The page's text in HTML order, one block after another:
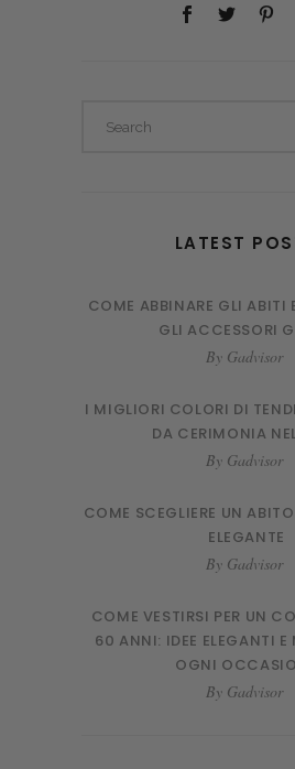
LATEST
COME ABBINARE GLI ABITI
GLI ACCESSORI
By Gadvisor
I MIGLIORI COLORI DI
DA CERIMONIA
By Gadvisor
COME SCEGLIERE UN
ELEGANTE
By Gadvisor
COME VESTIRSI PER UN
60 ANNI: IDEE ELEGANTI E
OGNI
By Gadvisor